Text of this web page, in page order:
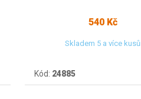
540 Kč
Skladem 5 a více kusů
Kód: 24885